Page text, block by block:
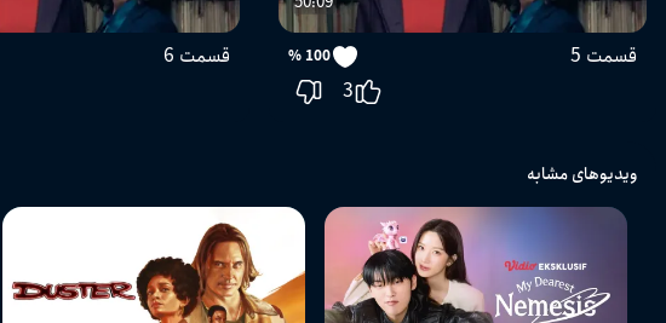
قسمت 5 100 %
3
قسمت 6
ویدیوهای مشابه